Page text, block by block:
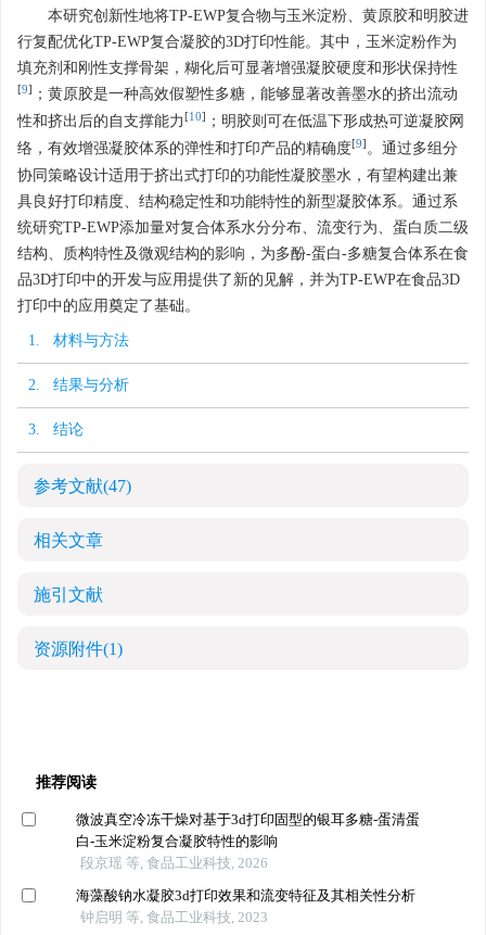
本研究创新性地将TP-EWP复合物与玉米淀粉、黄原胶和明胶进
行复配优化TP-EWP复合凝胶的3D打印性能。其中，玉米淀粉作为
填充剂和刚性支撑骨架，糊化后可显著增强凝胶硬度和形状保持性
[9]
；黄原胶是一种高效假塑性多糖，能够显著改善墨水的挤出流动
性和挤出后的自支撑能力 [10]
；明胶则可在低温下形成热可逆凝胶网
络，有效增强凝胶体系的弹性和打印产品的精确度[9] 。通过多组分
协同策略设计适用于挤出式打印的功能性凝胶墨水，有望构建出兼
具良好打印精度、结构稳定性和功能特性的新型凝胶体系。通过系
统研究TP-EWP添加量对复合体系水分分布、流变行为、蛋白质二级
结构、质构特性及微观结构的影响，为多酚-蛋白-多糖复合体系在食
品3D打印中的开发与应用提供了新的见解，并为TP-EWP在食品3D
打印中的应用奠定了基础。
1. 材料与方法
2. 结果与分析
3. 结论
参考文献(47)
相关文章
施引文献
资源附件(1)